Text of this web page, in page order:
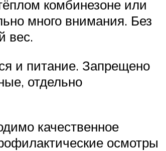
комбинезоне или
много внимания. Без
вес.
и питание. Запрещено
отдельно
качественное
осмотры